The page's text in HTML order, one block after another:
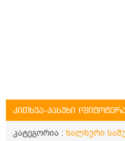
კითხვა-პასუხი
კატეგორია : ხალხური